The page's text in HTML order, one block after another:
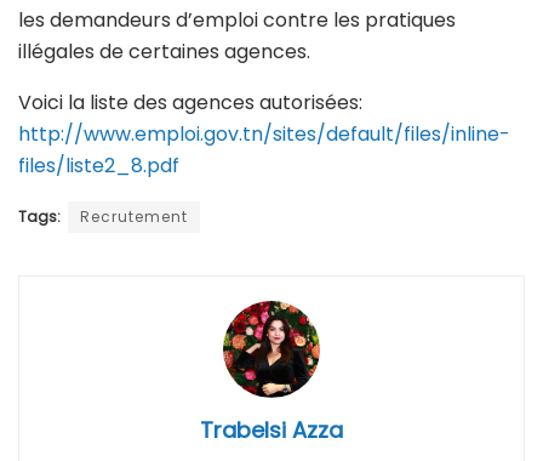
les demandeurs d’emploi contre les pratiques
illégales de certaines agences.
Voici la liste des agences autorisées:
http://www.emploi.gov.tn/sites/default/files/inline-
files/liste2_8.pdf
Tags: Recrutement
Trabelsi Azza